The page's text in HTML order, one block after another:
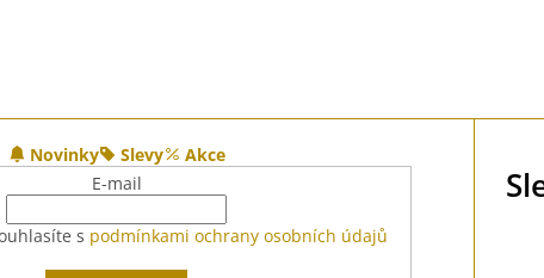
Novinky Slevy
Akce
E-mail
s podmínkami ochrany osobních údajů